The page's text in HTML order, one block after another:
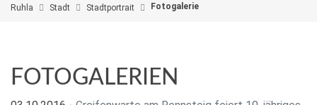
Ruhla Stadt Stadtportrait Fotogalerie
FOTOGALERIEN